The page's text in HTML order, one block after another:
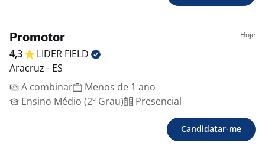
Promotor Hoje
4,3 LIDER FIELD
Aracruz - ES
A combinar
Menos de 1 ano
Ensino Médio (2º Grau)
Presencial
Candidatar-me